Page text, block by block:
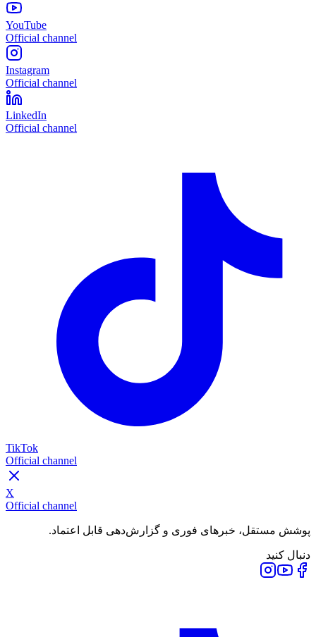
YouTube
Official channel
Instagram
Official channel
LinkedIn
Official channel
TikTok
Official channel
X
Official channel
پوشش مستقل، خبرهای فوری و گزارش‌دهی قابل اعتماد.
دنبال کنید